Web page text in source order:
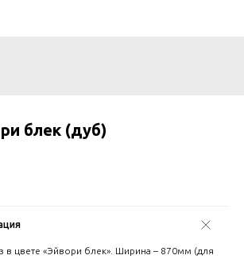
блек (дуб)
в цвете «Эйвори блек». Ширина – 870мм (для